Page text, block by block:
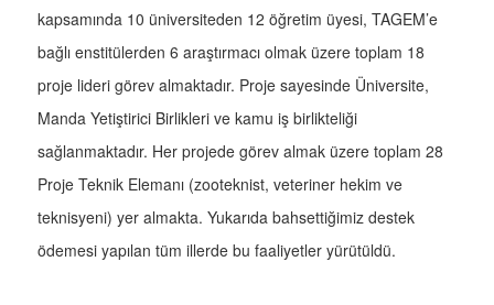
kapsamında 10 üniversiteden 12 öğretim üyesi, TAGEM’e
bağlı enstitülerden 6 araştırmacı olmak üzere toplam 18
proje lideri görev almaktadır. Proje sayesinde Üniversite,
Manda Yetiştirici Birlikleri ve kamu iş birlikteliği
sağlanmaktadır. Her projede görev almak üzere toplam 28
Proje Teknik Elemanı (zooteknist, veteriner hekim ve
teknisyeni) yer almakta. Yukarıda bahsettiğimiz destek
ödemesi yapılan tüm illerde bu faaliyetler yürütüldü.